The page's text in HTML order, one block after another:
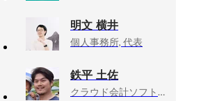
明文 横井
個人事務所, 代表
鉄平 土佐
クラウド会計ソフトfreee(フリー), 執行役員 CIO